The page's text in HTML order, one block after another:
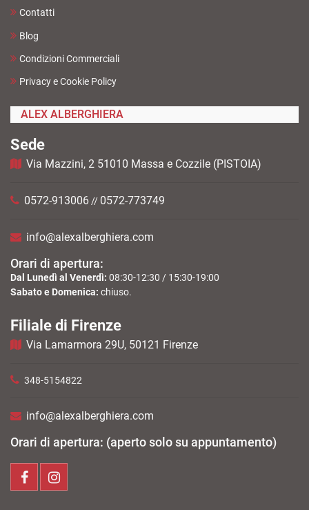
Contatti
Blog
Condizioni Commerciali
Privacy e Cookie Policy
ALEX ALBERGHIERA
Sede
Via Mazzini, 2 51010 Massa e Cozzile (PISTOIA)
0572-913006 // 0572-773749
info@alexalberghiera.com
Orari di apertura:
Dal Lunedì al Venerdì: 08:30-12:30 / 15:30-19:00
Sabato e Domenica: chiuso.
Filiale di Firenze
Via Lamarmora 29U, 50121 Firenze
348-5154822
info@alexalberghiera.com
Orari di apertura: (aperto solo su appuntamento)